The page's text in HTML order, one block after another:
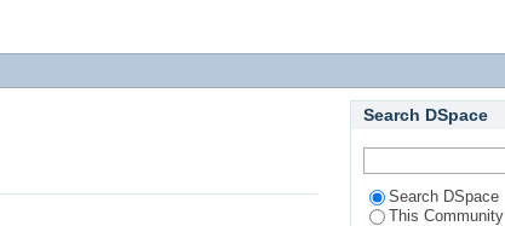
Search DSpace
Search DSpace
This Community